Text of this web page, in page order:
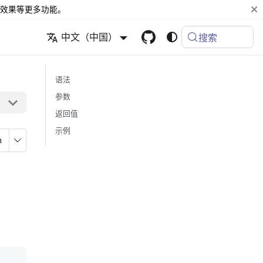
果等更多功能。
中文（中国） 搜索
语法
参数
返回值
示例